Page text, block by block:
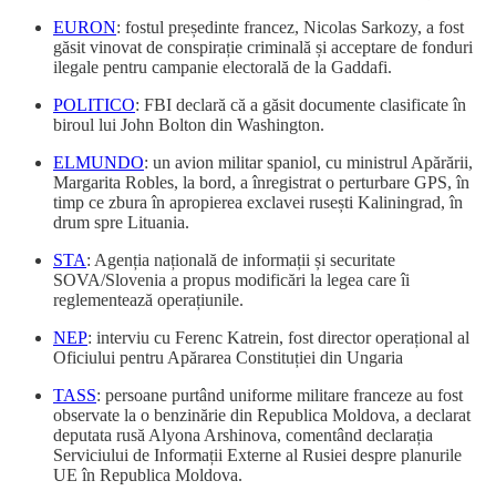
EURON: fostul președinte francez, Nicolas Sarkozy, a fost
găsit vinovat de conspirație criminală și acceptare de fonduri
ilegale pentru campanie electorală de la Gaddafi.
POLITICO: FBI declară că a găsit documente clasificate în
biroul lui John Bolton din Washington.
ELMUNDO: un avion militar spaniol, cu ministrul Apărării,
Margarita Robles, la bord, a înregistrat o perturbare GPS, în
timp ce zbura în apropierea exclavei rusești Kaliningrad, în
drum spre Lituania.
STA: Agenția națională de informații și securitate
SOVA/Slovenia a propus modificări la legea care îi
reglementează operațiunile.
NEP: interviu cu Ferenc Katrein, fost director operațional al
Oficiului pentru Apărarea Constituției din Ungaria
TASS: persoane purtând uniforme militare franceze au fost
observate la o benzinărie din Republica Moldova, a declarat
deputata rusă Alyona Arshinova, comentând declarația
Serviciului de Informații Externe al Rusiei despre planurile
UE în Republica Moldova.